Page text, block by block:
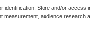
identification. Store and/or access
measurement, audience research